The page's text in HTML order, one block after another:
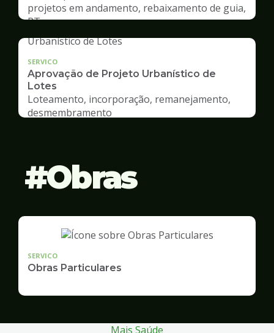
projetos em andamento, rebaixamento de guia,
RT
SERVICO
Aprovação de Projeto Urbanístico de
Lotes
Loteamento, incorporação, remanejamento,
desmembramento
Obras
SERVICO
Obras Particulares
Mais Saúde